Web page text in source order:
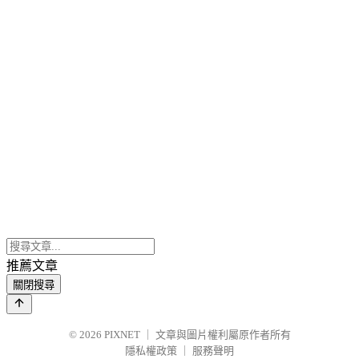
推薦文章
關閉搜尋
© 2026 PIXNET
文章與圖片權利屬原作者所有
隱私權政策
服務聲明